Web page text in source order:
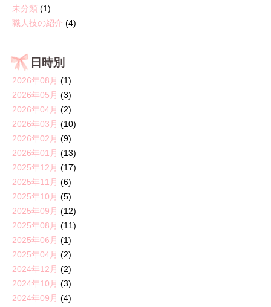
未分類 (1)
職人技の紹介 (4)
日時別
2026年08月 (1)
2026年05月 (3)
2026年04月 (2)
2026年03月 (10)
2026年02月 (9)
2026年01月 (13)
2025年12月 (17)
2025年11月 (6)
2025年10月 (5)
2025年09月 (12)
2025年08月 (11)
2025年06月 (1)
2025年04月 (2)
2024年12月 (2)
2024年10月 (3)
2024年09月 (4)